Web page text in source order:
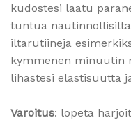
kudostesi laatu
tuntua
iltarutiineja
kymmenen minuutin
lihastesi elastisuutta
Varoitus: lopeta